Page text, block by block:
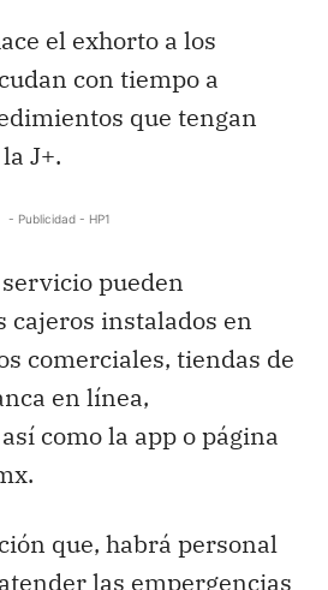
el exhorto a los
con tiempo a
que tengan
J+.
- Publicidad - HP1
pueden
cajeros instalados en
comerciales, tiendas de
en línea,
como la app o página
que, habrá personal
las empergencias